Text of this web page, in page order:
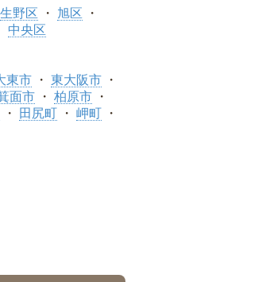
生野区
旭区
中央区
東市
東大阪市
面市
柏原市
田尻町
岬町